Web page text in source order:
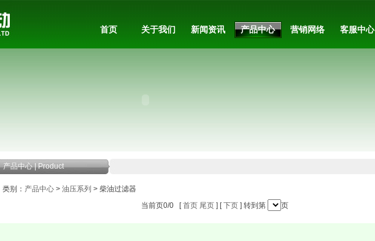
首页 关于我们 新闻资讯 产品中心 营销网络 客服中心
产品中心 | Product
类别： 产品中心> 油压系列 > 柴油过滤器
当前页0/0 [首页 尾页] [下页] 转到第 页